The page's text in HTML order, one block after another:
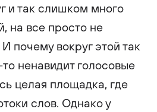
и так слишком много
на все просто не
почему вокруг этой так
ненавидит голосовые
целая площадка, где
слов. Однако у